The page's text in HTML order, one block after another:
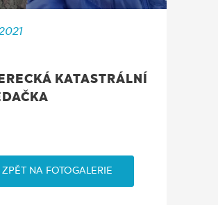
KATASTRÁLNÍ
ZPĚT NA FOTOGALERIE